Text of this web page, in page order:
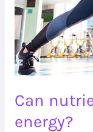
Can
energy?